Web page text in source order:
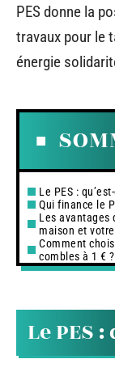
PES donne la
travaux pour le
énergie
Le PES :
Qui finance le
Les avantages
maison et
Comment
combles à 1 € ?
Le PES :